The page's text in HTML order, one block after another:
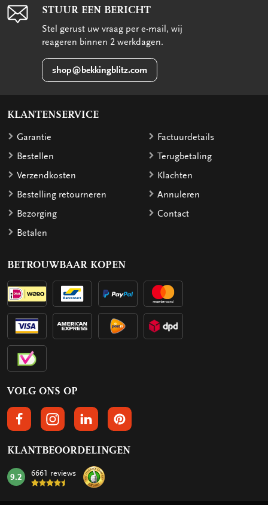
STUUR EEN BERICHT
Stel gerust uw vraag per e-mail, wij
reageren binnen 2 werkdagen.
shop@bekkingblitz.com
KLANTENSERVICE
Garantie
Bestellen
Verzendkosten
Bestelling retourneren
Bezorging
Betalen
Factuurdetails
Terugbetaling
Klachten
Annuleren
Contact
BETROUWBAAR KOPEN
VOLG ONS OP
VOLGS ONS OP FACEBOOK
VOLG ONS OP INSTAGRAM
VOLG ONS OP LINKEDIN
VOLG ONS OP PINTEREST
KLANTBEOORDELINGEN
mark:
9.2 6661 reviews